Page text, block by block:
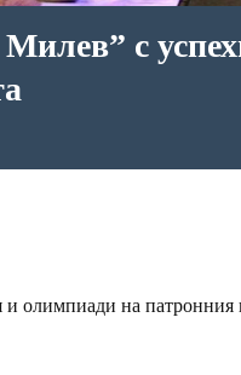
с
и олимпиади на патронния